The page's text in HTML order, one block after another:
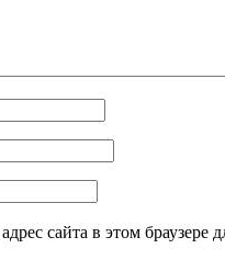
сайта в этом